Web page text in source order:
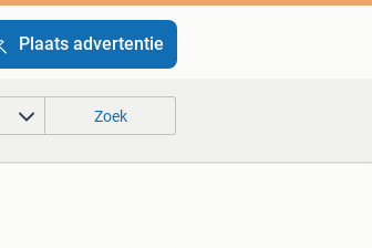
Plaats advertentie
Zoek